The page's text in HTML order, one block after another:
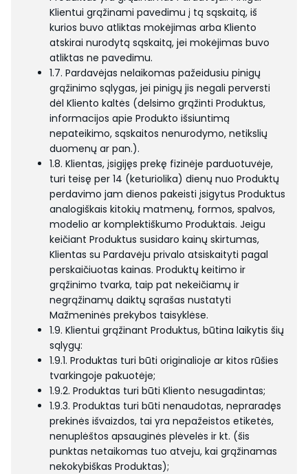
Klientui grąžinami pavedimu į tą sąskaitą, iš
kurios buvo atliktas mokėjimas arba Kliento
atskirai nurodytą sąskaitą, jei mokėjimas buvo
atliktas ne pavedimu.
1.7. Pardavėjas nelaikomas pažeidusiu pinigų
grąžinimo sąlygas, jei pinigų jis negali perversti
dėl Kliento kaltės (delsimo grąžinti Produktus,
informacijos apie Produkto išsiuntimą
nepateikimo, sąskaitos nenurodymo, netikslių
duomenų ar pan.).
1.8. Klientas, įsigijęs prekę fizinėje parduotuvėje,
turi teisę per 14 (keturiolika) dienų nuo Produktų
perdavimo jam dienos pakeisti įsigytus Produktus
analogiškais kitokių matmenų, formos, spalvos,
modelio ar komplektiškumo Produktais. Jeigu
keičiant Produktus susidaro kainų skirtumas,
Klientas su Pardavėju privalo atsiskaityti pagal
perskaičiuotas kainas. Produktų keitimo ir
grąžinimo tvarka, taip pat nekeičiamų ir
negrąžinamų daiktų sąrašas nustatyti
Mažmeninės prekybos taisyklėse.
1.9. Klientui grąžinant Produktus, būtina laikytis šių
sąlygų:
1.9.1. Produktas turi būti originalioje ar kitos rūšies
tvarkingoje pakuotėje;
1.9.2. Produktas turi būti Kliento nesugadintas;
1.9.3. Produktas turi būti nenaudotas, nepraradęs
prekinės išvaizdos, tai yra nepažeistos etiketės,
nenuplėštos apsauginės plėvelės ir kt. (šis
punktas netaikomas tuo atveju, kai grąžinamas
nekokybiškas Produktas);